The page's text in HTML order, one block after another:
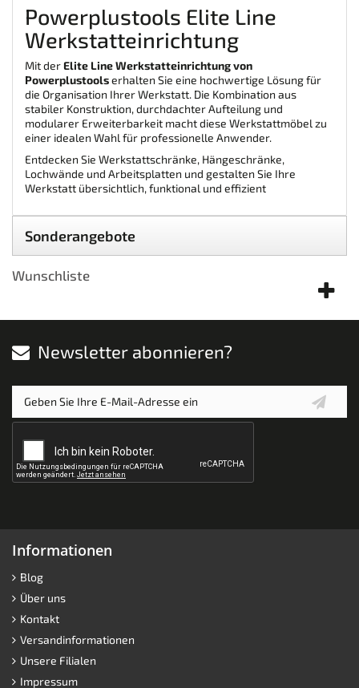
Powerplustools Elite Line
Werkstatteinrichtung
Mit derElite Line Werkstatteinrichtung von
Powerplustoolserhalten Sie eine hochwertige Lösung für
die Organisation Ihrer Werkstatt. Die Kombination aus
stabiler Konstruktion, durchdachter Aufteilung und
modularer Erweiterbarkeit macht diese Werkstattmöbel zu
einer idealen Wahl für professionelle Anwender.
Entdecken Sie Werkstattschränke, Hängeschränke,
Lochwände und Arbeitsplatten und gestalten Sie Ihre
Werkstatt übersichtlich, funktional und effizient
Sonderangebote
Wunschliste
Newsletter abonnieren?
Informationen
Blog
Über uns
Kontakt
Versandinformationen
Unsere Filialen
Impressum